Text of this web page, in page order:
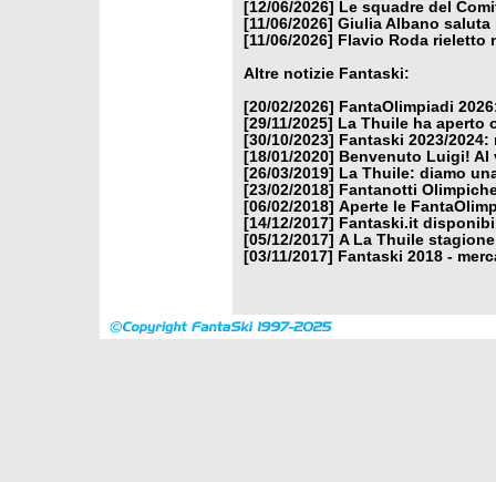
[12/06/2026]
Le squadre del
[11/06/2026] Giulia Albano saluta
[11/06/2026]
Flavio Roda rieletto
Altre notizie Fantaski:
[20/02/2026]
FantaOlimpiadi
[29/11/2025]
La Thuile ha aperto
[30/10/2023]
Fantaski 2023/
[18/01/2020]
Benvenuto Luigi! Al
[26/03/2019]
La Thuile: diamo
[23/02/2018]
Fantanotti
[06/02/2018] Aperte le
[14/12/2017]
Fantaski.it
[05/12/2017] A La Thuile
[03/11/2017]
Fantaski 2018 -